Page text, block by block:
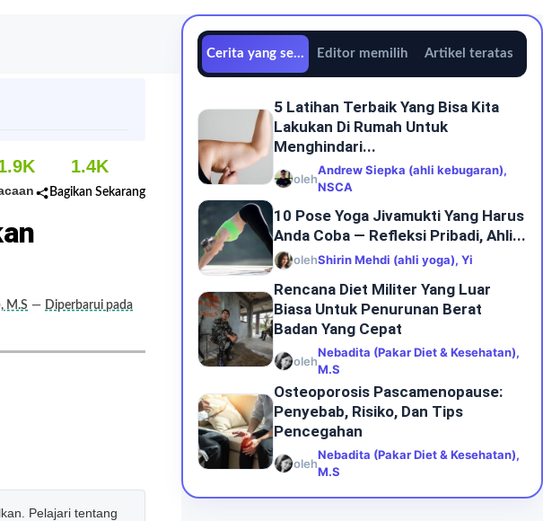
1.4K
Bagikan Sekarang
M.S — Diperbarui pada
Pelajari tentang
Cerita yang sedang trenEditor memilih Artikel teratas
5 Latihan Terbaik Yang Bisa Kita
Lakukan Di Rumah Untuk
Menghindari...
oleh
Andrew Siepka (ahli kebugaran),
NSCA
10 Pose Yoga Jivamukti Yang Harus
Anda Coba — Refleksi Pribadi, Ahli...
olehShirin Mehdi (ahli yoga), Yi
Rencana Diet Militer Yang Luar
Biasa Untuk Penurunan Berat
Badan Yang Cepat
oleh
Nebadita (Pakar Diet & Kesehatan),
M.S
Osteoporosis Pascamenopause:
Penyebab, Risiko, Dan Tips
Pencegahan
oleh
Nebadita (Pakar Diet & Kesehatan),
M.S